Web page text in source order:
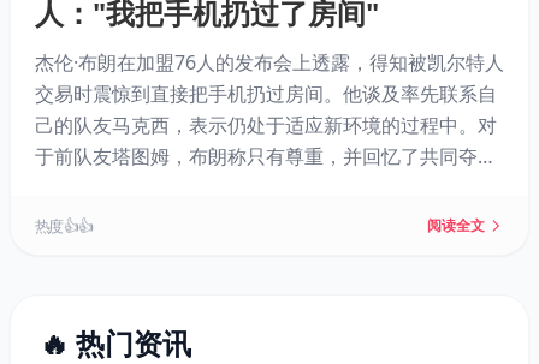
人："我把手机扔过了房间"
杰伦·布朗在加盟76人的发布会上透露，得知被凯尔特人
交易时震惊到直接把手机扔过房间。他谈及率先联系自
己的队友马克西，表示仍处于适应新环境的过程中。对
于前队友塔图姆，布朗称只有尊重，并回忆了共同夺冠
向互相尊重，常聊足球。
热度 👍👍 阅读全文
🔥 热门资讯